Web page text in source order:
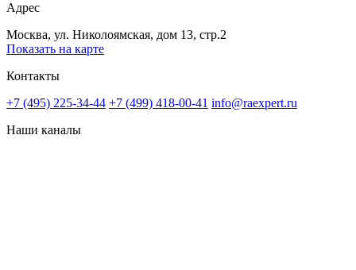
Адрес
Москва, ул. Николоямская, дом 13, стр.2
Показать на карте
Контакты
+7 (495) 225-34-44 +7 (499) 418-00-41 info@raexpert.ru
Наши каналы